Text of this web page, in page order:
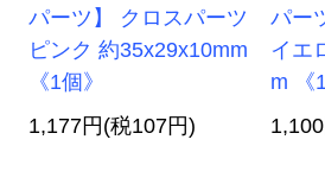
パーツ】 クロスパーツ
ピンク 約35x29x10mm
《1個》
1,177円(税107円)
パー
イエ
m 《